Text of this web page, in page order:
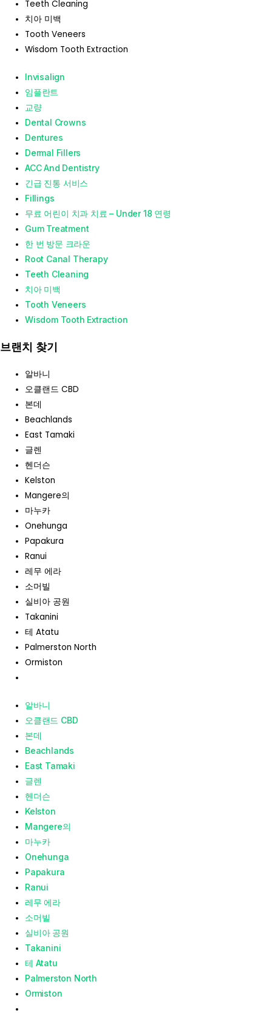
Teeth Cleaning
치아 미백
Tooth Veneers
Wisdom Tooth Extraction
Invisalign
임플란트
교량
Dental Crowns
Dentures
Dermal Fillers
ACC And Dentistry
긴급 진통 서비스
Fillings
무료 어린이 치과 치료 – Under 18 연령
Gum Treatment
한 번 방문 크라운
Root Canal Therapy
Teeth Cleaning
치아 미백
Tooth Veneers
Wisdom Tooth Extraction
브랜치 찾기
알바니
오클랜드 CBD
본데
Beachlands
East Tamaki
글렌
헨더슨
Kelston
Mangere의
마누카
Onehunga
Papakura
Ranui
레무 에라
소머빌
실비아 공원
Takanini
테 Atatu
Palmerston North
Ormiston
알바니
오클랜드 CBD
본데
Beachlands
East Tamaki
글렌
헨더슨
Kelston
Mangere의
마누카
Onehunga
Papakura
Ranui
레무 에라
소머빌
실비아 공원
Takanini
테 Atatu
Palmerston North
Ormiston